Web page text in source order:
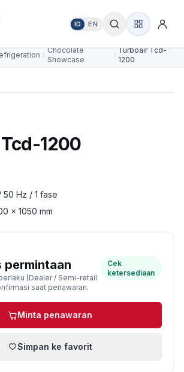
ID EN
Chocolate
Showcase
Turboair Tcd-
1200
1200
50 Hz / 1 fase
× 1050 mm
permintaan
(Dealer / Semi-retail
saat penawaran.
Cek
ketersediaan
Minta penawaran
Simpan ke favorit